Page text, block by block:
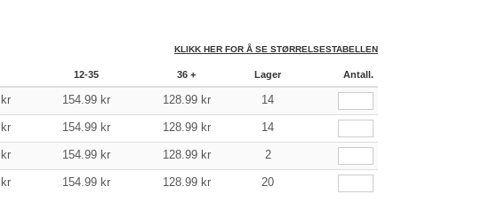
KLIKK HER FOR Å SE STØRRELSESTABELLEN
12-35 36 + Lager Antall.
kr 154.99 kr 128.99 kr 14
kr 154.99 kr 128.99 kr 14
kr 154.99 kr 128.99 kr 2
kr 154.99 kr 128.99 kr 20